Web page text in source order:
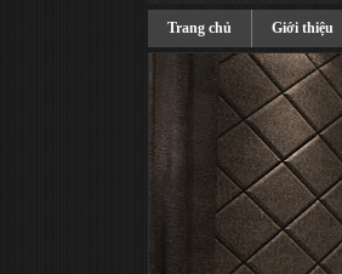
Trang chủ Giới thiệu